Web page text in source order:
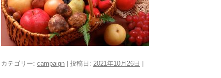
カテゴリー: campaign | 投稿日: 2021年10月26日